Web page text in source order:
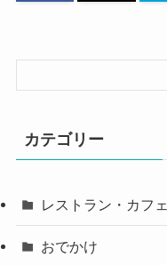
カテゴリー
レストラン・カフェ
おでかけ